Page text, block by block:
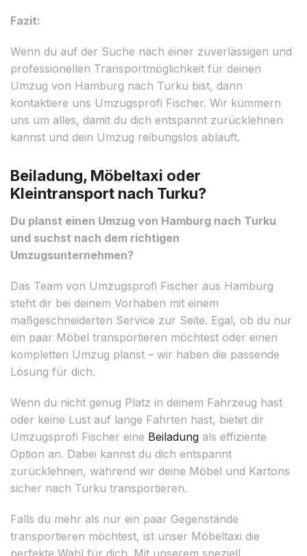
Fazit:
Wenn du auf der Suche nach einer zuverlässigen und
professionellen Transportmöglichkeit für deinen
Umzug von Hamburg nach Turku bist, dann
kontaktiere uns Umzugsprofi Fischer. Wir kümmern
uns um alles, damit du dich entspannt zurücklehnen
kannst und dein Umzug reibungslos abläuft.
Beiladung, Möbeltaxi oder
Kleintransport nach Turku?
Du planst einen Umzug von Hamburg nach Turku
und suchst nach dem richtigen
Umzugsunternehmen?
Das Team von Umzugsprofi Fischer aus Hamburg
steht dir bei deinem Vorhaben mit einem
maßgeschneiderten Service zur Seite. Egal, ob du nur
ein paar Möbel transportieren möchtest oder einen
kompletten Umzug planst – wir haben die passende
Lösung für dich.
Wenn du nicht genug Platz in deinem Fahrzeug hast
oder keine Lust auf lange Fahrten hast, bietet dir
Umzugsprofi Fischer eine Beiladung als effiziente
Option an. Dabei kannst du dich entspannt
zurücklehnen, während wir deine Möbel und Kartons
sicher nach Turku transportieren.
Falls du mehr als nur ein paar Gegenstände
transportieren möchtest, ist unser Möbeltaxi die
perfekte Wahl für dich. Mit unserem speziell